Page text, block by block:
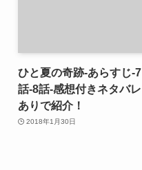
ひと夏の奇跡-あらすじ-7
話-8話-感想付きネタバレ
ありで紹介！
2018年1月30日